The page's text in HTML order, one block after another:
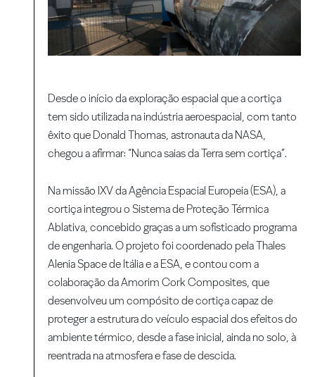
Desde o início da exploração espacial que a cortiça
tem sido utilizada na indústria aeroespacial, com tanto
êxito que Donald Thomas, astronauta da NASA,
chegou a afirmar: “Nunca saias da Terra sem cortiça”.
Na missão IXV da Agência Espacial Europeia (ESA), a
cortiça integrou o Sistema de Proteção Térmica
Ablativa, concebido graças a um sofisticado programa
de engenharia. O projeto foi coordenado pela Thales
Alenia Space de Itália e a ESA, e contou com a
colaboração da Amorim Cork Composites, que
desenvolveu um compósito de cortiça capaz de
proteger a estrutura do veículo espacial dos efeitos do
ambiente térmico, desde a fase inicial, ainda no solo, à
reentrada na atmosfera e fase de descida.